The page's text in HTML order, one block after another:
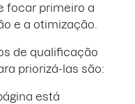
focar primeiro a
e a otimização.
de qualificação
priorizá-las são:
está